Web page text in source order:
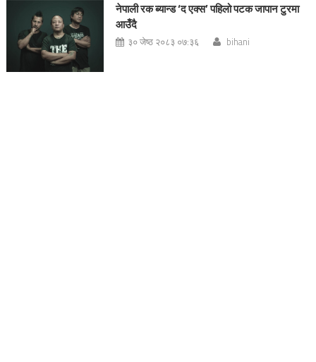
नेपाली रक ब्यान्ड ‘द एक्स’ पहिलो पटक जापान टुरमा
आउँदै
३० जेष्ठ २०८३ ०७:३६ bihani